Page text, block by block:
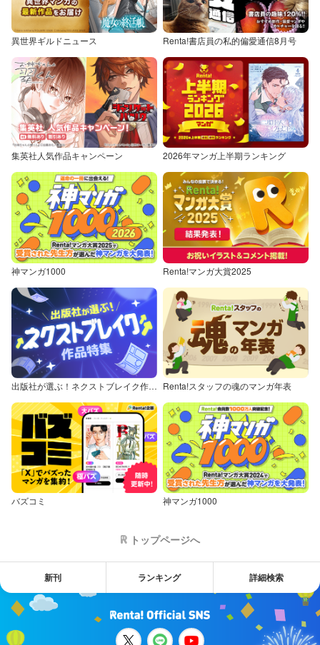
異世界ギルドニュース Renta!書店員の私的偏愛通信8月号
集英社人気作品キャンペーン 2026年マンガ上半期ランキング
神マンガ1000 Renta!マンガ大賞2025
出版社が選ぶ！ネクストブレイク作品特集 Renta!スタッフの魂のマンガ年表
バズコミ 神マンガ1000
トップページへ
新刊 ランキング 詳細検索